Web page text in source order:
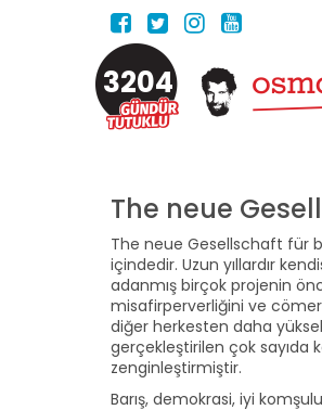
3204
The neue
The neue Gesellschaft für
içindedir. Uzun yıllardır
adanmış birçok projenin
misafirperverliğini ve
diğer herkesten daha
gerçekleştirilen çok sayıda
zenginleştirmiştir.
Barış, demokrasi, iyi